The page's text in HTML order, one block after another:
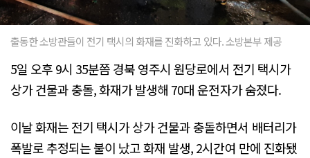
출동한 소방관들이 전기 택시의 화재를 진화하고 있다. 소방본부 제공
5일 오후 9시 35분쯤 경북 영주시 원당로에서 전기 택시가
상가 건물과 충돌, 화재가 발생해 70대 운전자가 숨졌다.
이날 화재는 전기 택시가 상가 건물과 충돌하면서 배터리가
폭발로 추정되는 불이 났고 화재 발생, 2시간여 만에 진화됐